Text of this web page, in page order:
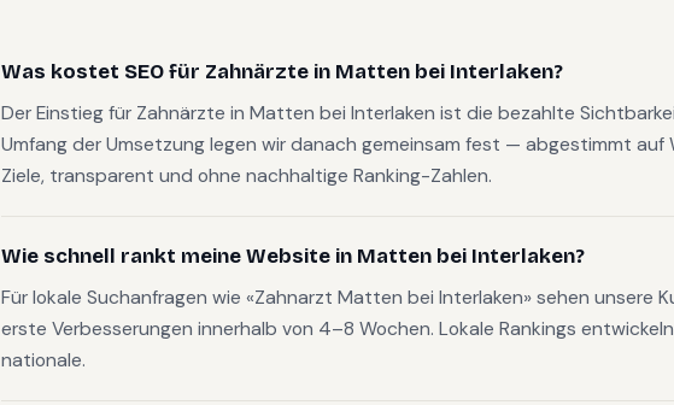
Was kostet SEO für Zahnärzte in Matten bei Interlaken?
Der Einstieg für Zahnärzte in Matten bei Interlaken ist die bezahlte
Umfang der Umsetzung legen wir danach gemeinsam fest — abgestimmt
Ziele, transparent und ohne nachhaltige Ranking-Zahlen.
Wie schnell rankt meine Website in Matten bei Interlaken?
Für lokale Suchanfragen wie «Zahnarzt Matten bei Interlaken» sehen unsere
erste Verbesserungen innerhalb von 4–8 Wochen. Lokale Rankings
nationale.